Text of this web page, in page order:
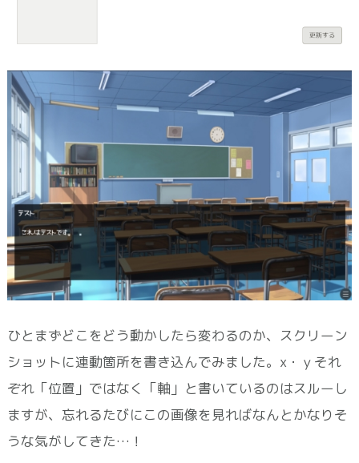
ひとまずどこをどう動かしたら変わるのか、スクリーン
ショットに連動箇所を書き込んでみました。x・ｙそれ
ぞれ「位置」ではなく「軸」と書いているのはスルーし
ますが、忘れるたびにこの画像を見ればなんとかなりそ
うな気がしてきた…！